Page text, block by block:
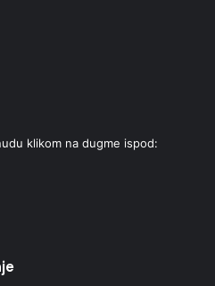
klikom na dugme ispod: